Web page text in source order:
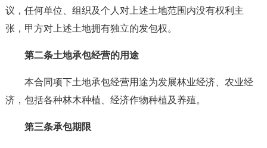
议，任何单位、组织及个人对上述土地范围内没有权利主
张，甲方对上述土地拥有独立的发包权。
第二条土地承包经营的用途
本合同项下土地承包经营用途为发展林业经济、农业经
济，包括各种林木种植、经济作物种植及养殖。
第三条承包期限